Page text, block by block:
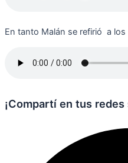
En tanto Malán se refirió a
¡Compartí en tus